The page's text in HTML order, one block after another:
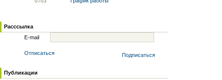
Расссылка
E-mail
Отписаться Подписаться
Публикации